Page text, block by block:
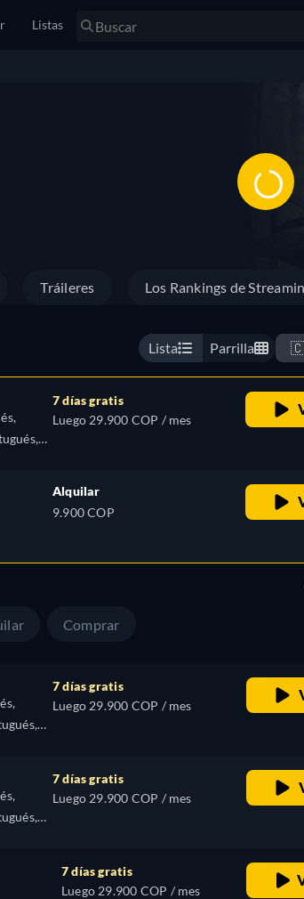
Listas
Tráileres Los Rankings de
Lista Parrilla
7 días gratis
Luego 29.900 COP / mes
Alquilar
9.900 COP
Comprar
7 días gratis
Luego 29.900 COP / mes
7 días gratis
Luego 29.900 COP / mes
7 días gratis
Luego 29.900 COP / mes